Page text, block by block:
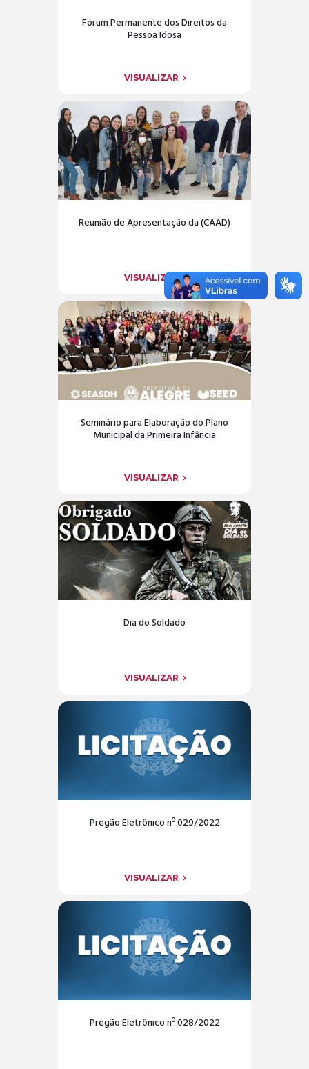
Fórum Permanente dos Direitos da
Pessoa Idosa
VISUALIZAR
Reunião de Apresentação da (CAAD)
VISUALIZAR
Seminário para Elaboração do Plano
Municipal da Primeira Infância
VISUALIZAR
Dia do Soldado
VISUALIZAR
Pregão Eletrônico nº 029/2022
VISUALIZAR
Pregão Eletrônico nº 028/2022